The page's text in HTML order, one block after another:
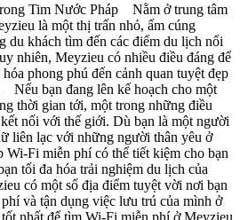
Tim Nước Pháp Nằm ở trung tâm
là một thị trấn nhỏ, ấm cúng
du khách tìm đến các điểm du lịch nổi
nhiên, Meyzieu có nhiều điều đáng để
phong phú đến cảnh quan tuyệt đẹp
bạn đang lên kế hoạch cho một
thời gian tới, một trong những điều
nối với thế giới. Dù bạn là một người
liên lạc với những người thân yêu ở
Wi-Fi miễn phí có thể tiết kiệm cho bạn
tối đa hóa trải nghiệm du lịch của
có một số địa điểm tuyệt vời nơi bạn
và tận dụng việc lưu trú của mình ở
nhất để tìm Wi-Fi miễn phí ở Meyzieu